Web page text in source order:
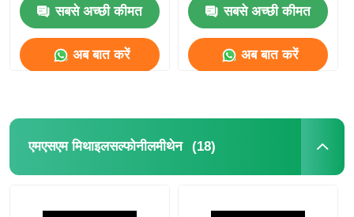
सबसे अच्छी कीमत
अब बात करें
सबसे अच्छी कीमत
अब बात करें
एमएसएम मिथाइलसल्फोनीलमीथेन (18)